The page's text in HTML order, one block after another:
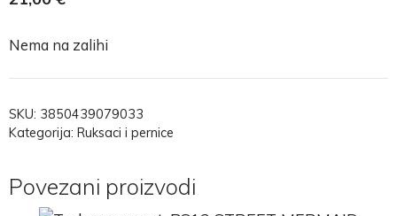
Nema na zalihi
SKU: 3850439079033
Kategorija: Ruksaci i pernice
Povezani proizvodi